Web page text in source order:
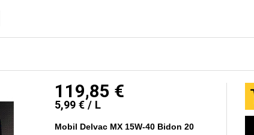
119,85 €
5,99 € / L
Mobil Delvac MX 15W-40 Bidon 20